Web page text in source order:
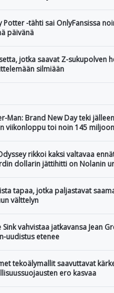
Potter -tähti sai OnlyFansissa
päivänä
jotka saavat Z-sukupolven
silmiään
Man: Brand New Day teki
viikonloppu toi noin 145
rikkoi kaksi valtavaa
dollarin jättihitti on Nolanin
tapaa, jotka paljastavat
välttelyn
Sink vahvistaa jatkavansa Jean
uudistus etenee
tekoälymallit saavuttavat
ero kasvaa